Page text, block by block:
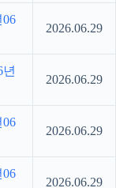
2026.06.29
2026.06.29
2026.06.29
2026.06.29